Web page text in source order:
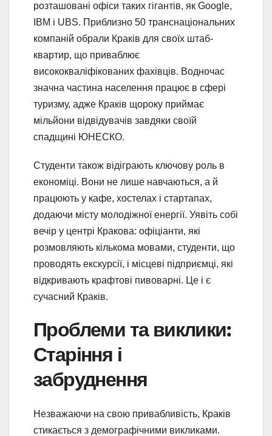
розташовані офіси таких гігантів, як Google,
IBM і UBS. Приблизно 50 транснаціональних
компаній обрали Краків для своїх штаб-
квартир, що приваблює
висококваліфікованих фахівців. Водночас
значна частина населення працює в сфері
туризму, адже Краків щороку приймає
мільйони відвідувачів завдяки своїй
спадщині ЮНЕСКО.
Студенти також відіграють ключову роль в
економіці. Вони не лише навчаються, а й
працюють у кафе, хостелах і стартапах,
додаючи місту молодіжної енергії. Уявіть собі
вечір у центрі Кракова: офіціанти, які
розмовляють кількома мовами, студенти, що
проводять екскурсії, і місцеві підприємці, які
відкривають крафтові пивоварні. Це і є
сучасний Краків.
Проблеми та виклики:
Старіння і
забруднення
Незважаючи на свою привабливість, Краків
стикається з демографічними викликами.